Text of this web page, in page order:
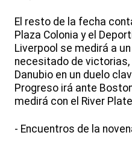
El resto de la fecha
Plaza Colonia y el
Liverpool se medirá a
necesitado de victorias,
Danubio en un duelo
Progreso irá ante
medirá con el River
- Encuentros de la